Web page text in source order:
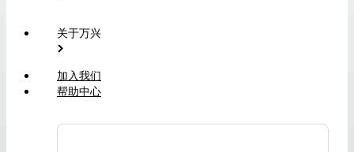
关于万兴
加入我们
帮助中心